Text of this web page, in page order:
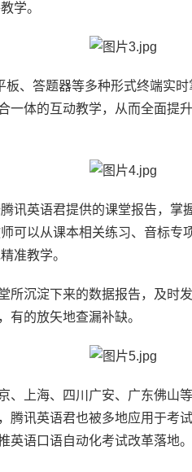
学。
、答题器等多种形式终端实
一体的互动教学，从而全面提
讯英语君提供的课堂报告，掌
可以从课本相关练习、音标专
准教学。
所沉淀下来的数据报告，及时
有的放矢地查漏补缺。
、上海、四川广安、广东佛山
腾讯英语君也被多地应用于考
英语口语自动化考试改革落地。